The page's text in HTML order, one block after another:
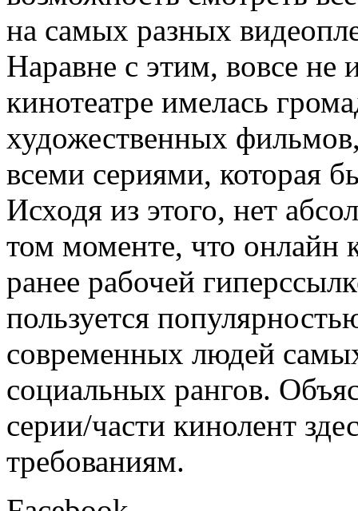
на самых разных
Наравне с этим, вовсе
кинотеатре имелась
художественных
всеми сериями, которая
Исходя из этого, нет
том моменте, что онлайн
ранее рабочей
пользуется
современных людей
социальных рангов.
серии/части кинолент
требованиям.